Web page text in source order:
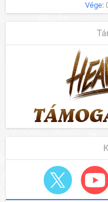
Vége: